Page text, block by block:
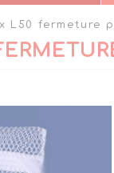
L50 fermeture